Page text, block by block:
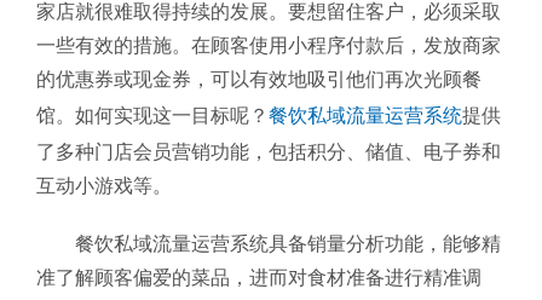
家店就很难取得持续的发展。要想留住客户，必须采取
一些有效的措施。在顾客使用小程序付款后，发放商家
的优惠券或现金券，可以有效地吸引他们再次光顾餐
馆。如何实现这一目标呢？ 餐饮私域流量运营系统提供
了多种门店会员营销功能，包括积分、储值、电子券和
互动小游戏等。
餐饮私域流量运营系统具备销量分析功能，能够精
准了解顾客偏爱的菜品，进而对食材准备进行精准调